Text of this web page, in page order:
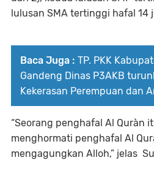
lulusan SMA tertinggi hafal 14
Baca Juga : TP. PKK
Gandeng Dinas P3AKB
Kekerasan Perempuan dan
“Seorang penghafal Al Quràn
menghormati penghafal Al
mengagungkan Alloh,” jelas